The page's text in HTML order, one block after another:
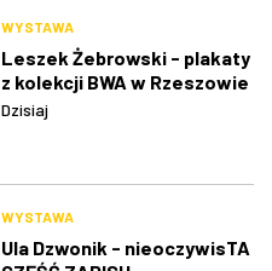
WYSTAWA
Leszek Żebrowski - plakaty
z kolekcji BWA w Rzeszowie
Dzisiaj
WYSTAWA
Ula Dzwonik - nieoczywisTA